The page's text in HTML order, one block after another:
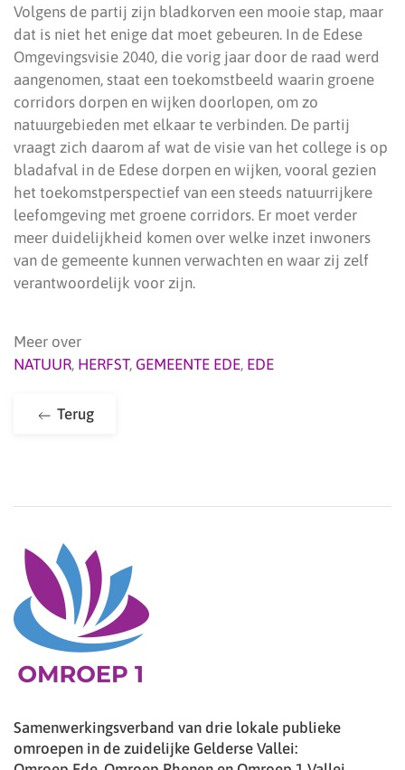
Volgens de partij zijn bladkorven een mooie stap, maar
dat is niet het enige dat moet gebeuren. In de Edese
Omgevingsvisie 2040, die vorig jaar door de raad werd
aangenomen, staat een toekomstbeeld waarin groene
corridors dorpen en wijken doorlopen, om zo
natuurgebieden met elkaar te verbinden. De partij
vraagt zich daarom af wat de visie van het college is op
bladafval in de Edese dorpen en wijken, vooral gezien
het toekomstperspectief van een steeds natuurrijkere
leefomgeving met groene corridors. Er moet verder
meer duidelijkheid komen over welke inzet inwoners
van de gemeente kunnen verwachten en waar zij zelf
verantwoordelijk voor zijn.
Meer over
NATUUR, HERFST, GEMEENTE EDE, EDE
Terug
Samenwerkingsverband van drie lokale publieke
omroepen in de zuidelijke Gelderse Vallei: